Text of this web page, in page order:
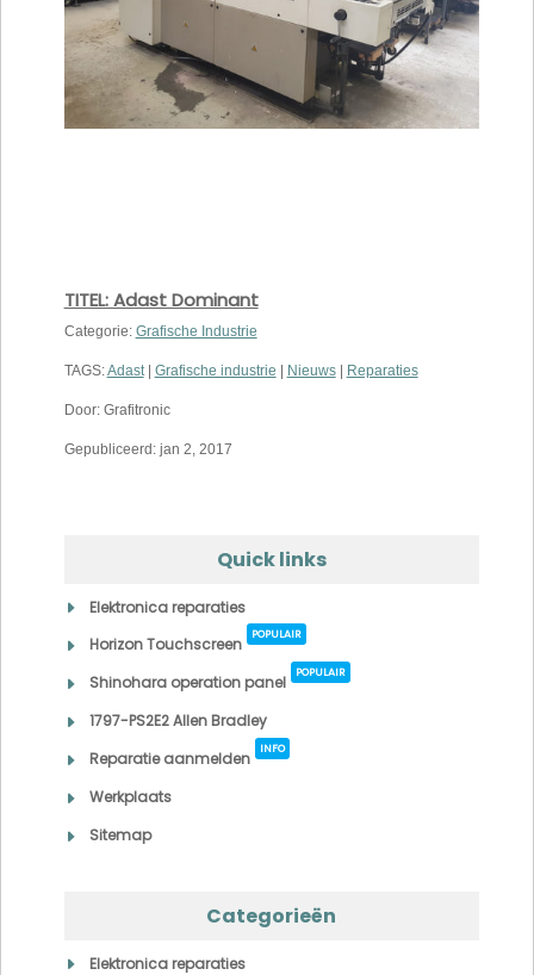
TITEL: Adast Dominant
Categorie: Grafische Industrie
TAGS:Adast| Grafische industrie | Nieuws| Reparaties
Door: Grafitronic
Gepubliceerd: jan 2, 2017
Quick links
Elektronica reparaties
Horizon Touchscreen
POPULAIR
Shinohara operation panel POPULAIR
1797-PS2E2 Allen Bradley
Reparatie aanmelden
INFO
Werkplaats
Sitemap
Categorieën
Elektronica reparaties